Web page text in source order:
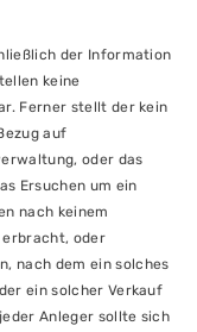
der Information
keine
Ferner stellt der kein
auf
oder das
Ersuchen um ein
nach keinem
erbracht, oder
nach dem ein solches
ein solcher Verkauf
Anleger sollte sich